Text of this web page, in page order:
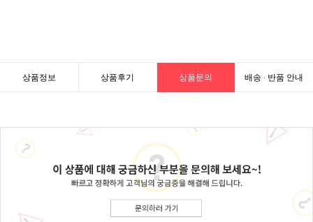
상품정보 상품후기 상품문의 배송 · 반품 안내